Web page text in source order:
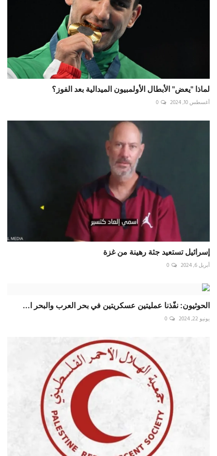
لماذا "يعض" الأبطال الأولمبيون الميدالية بعد الفوز؟
أغسطس 10, 2024 0
إسرائيل تستعيد جثة رهينة من غزة
أبريل 6, 2024 0
الحوثيون: نفّذنا عمليتين عسكريتين في بحر العرب والبحر ا...
يونيو 22, 2024 0